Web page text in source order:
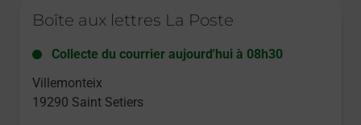
Boîte aux lettres La Poste
Collecte du courrier aujourd'hui à 08h30
Villemonteix
19290 Saint Setiers